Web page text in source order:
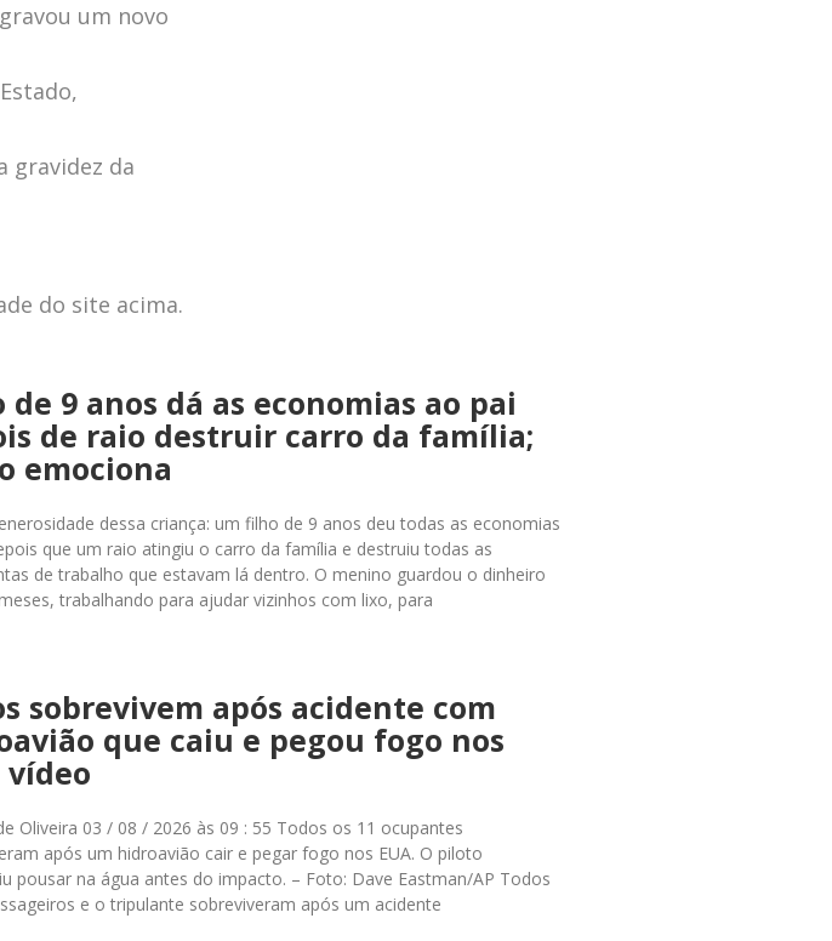
um novo
gravidez da
do site acima.
de 9 anos dá as economias ao pai
de raio destruir carro da família;
emociona
dessa criança: um filho de 9 anos deu todas as economias
que um raio atingiu o carro da família e destruiu todas as
de trabalho que estavam lá dentro. O menino guardou o dinheiro
trabalhando para ajudar vizinhos com lixo, para
sobrevivem após acidente com
que caiu e pegou fogo nos
vídeo
Oliveira 03 / 08 / 2026 às 09 : 55 Todos os 11 ocupantes
após um hidroavião cair e pegar fogo nos EUA. O piloto
pousar na água antes do impacto. – Foto: Dave Eastman/AP Todos
e o tripulante sobreviveram após um acidente